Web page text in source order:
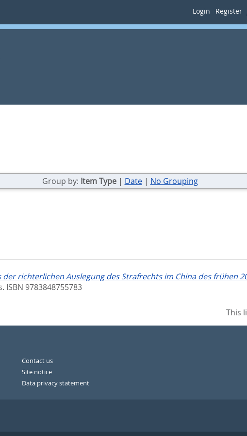
Login Register
Group by: Item Type| Date| No Grouping
der richterlichen Auslegung des Strafrechts im China des frühen
ISBN 9783848755783
This
Contact us
Site notice
Data privacy statement